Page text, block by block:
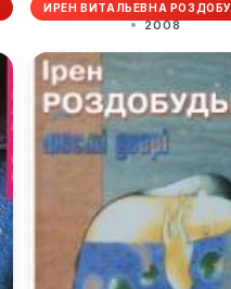
ИРЕН ВИТАЛЬЕВНА
2008